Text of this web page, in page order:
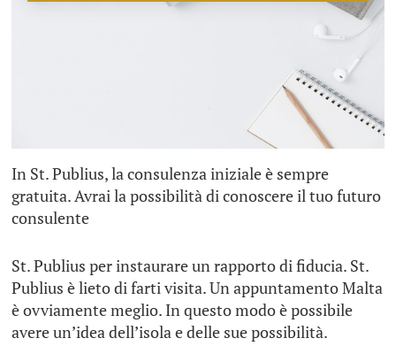
In St. Publius, la consulenza iniziale è sempre
gratuita. Avrai la possibilità di conoscere il tuo futuro
consulente
St. Publius per instaurare un rapporto di fiducia. St.
Publius è lieto di farti visita. Un appuntamento Malta
è ovviamente meglio. In questo modo è possibile
avere un’idea dell’isola e delle sue possibilità.